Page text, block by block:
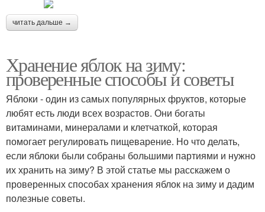
читать дальше →
Хранение яблок на зиму:
проверенные способы и советы
Яблоки - один из самых популярных фруктов, которые
любят есть люди всех возрастов. Они богаты
витаминами, минералами и клетчаткой, которая
помогает регулировать пищеварение. Но что делать,
если яблоки были собраны большими партиями и нужно
их хранить на зиму? В этой статье мы расскажем о
проверенных способах хранения яблок на зиму и дадим
полезные советы.